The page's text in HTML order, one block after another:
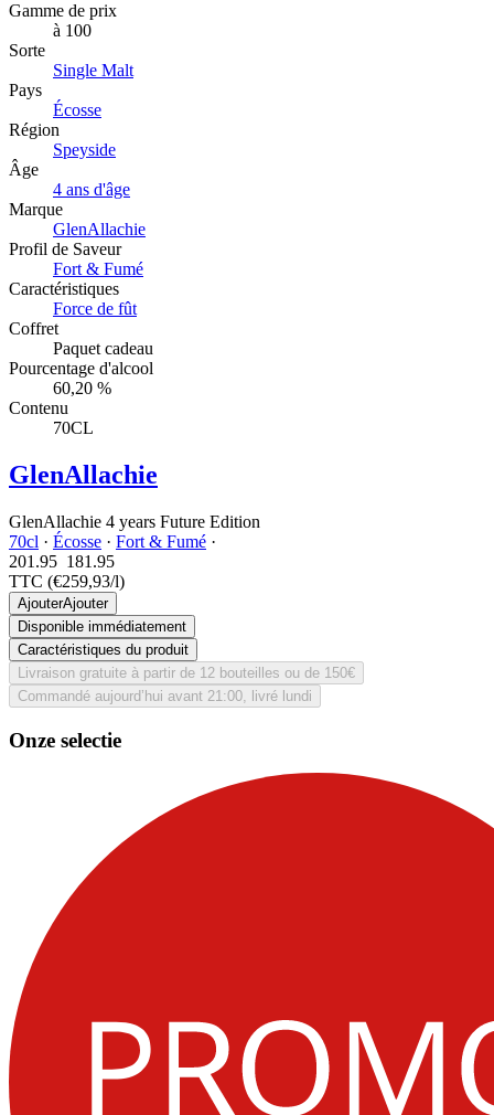
Gamme de prix
à 100
Sorte
Single Malt
Pays
Écosse
Région
Speyside
Âge
4 ans d'âge
Marque
GlenAllachie
Profil de Saveur
Fort & Fumé
Caractéristiques
Force de fût
Coffret
Paquet cadeau
Pourcentage d'alcool
60,20 %
Contenu
70CL
GlenAllachie
GlenAllachie 4 years Future Edition
70cl · Écosse · Fort & Fumé ·
201.95 181.95
TTC (€259,93/l)
AjouterAjouter
Disponible immédiatement
Caractéristiques du produit
Livraison gratuite à partir de 12 bouteilles ou de 150€
Commandé aujourd’hui avant 21:00, livré lundi
Onze selectie